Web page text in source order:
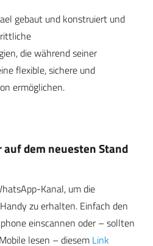
gebaut und konstruiert und
die während seiner
flexible, sichere und
ermöglichen.
dem neuesten Stand
Kanal, um die
zu erhalten. Einfach den
einscannen oder – sollten
lesen – diesem Link